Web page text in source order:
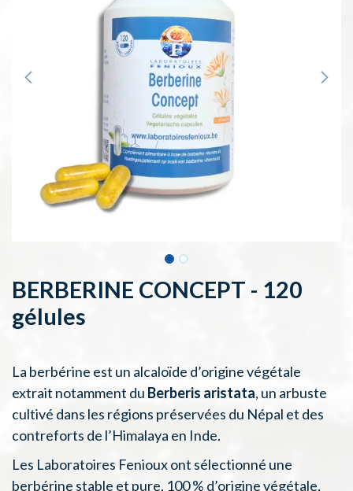
BERBERINE CONCEPT - 120
gélules
La berbérine est un alcaloïde d’origine végétale
extrait notamment du Berberis aristata, un arbuste
cultivé dans les régions préservées du Népal et des
contreforts de l’Himalaya en Inde.
Les Laboratoires Fenioux ont sélectionné une
berbérine stable et pure, 100 % d’origine végétale,